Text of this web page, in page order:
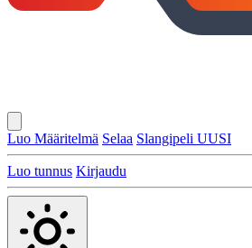
Luo Määritelmä Selaa Slangipeli UUSI
Luo tunnus Kirjaudu